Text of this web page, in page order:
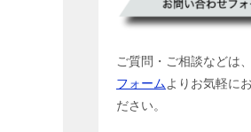
ご質問・ご相談などは、
フォームよりお気軽に
ださい。